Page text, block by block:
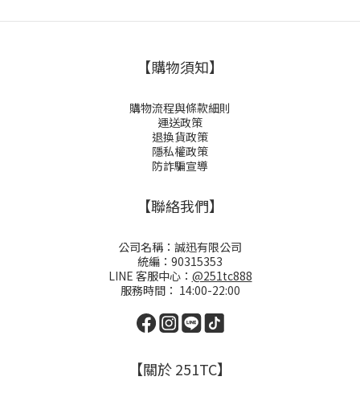
【購物須知】
購物流程與條款細則
運送政策
退換貨政策
隱私權政策
防詐騙宣導
【聯絡我們】
公司名稱：誠迅有限公司
統編：90315353
LINE 客服中心： @251tc888
服務時間： 14:00-22:00
【關於 251TC】